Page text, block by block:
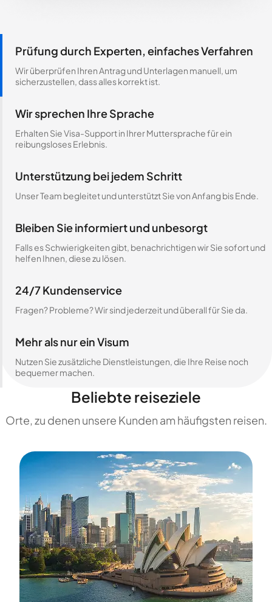
Prüfung durch Experten, einfaches Verfahren
Wir überprüfen Ihren Antrag und Unterlagen manuell, um
sicherzustellen, dass alles korrekt ist.
Wir sprechen Ihre Sprache
Erhalten Sie Visa-Support in Ihrer Muttersprache für ein
reibungsloses Erlebnis.
Unterstützung bei jedem Schritt
Unser Team begleitet und unterstützt Sie von Anfang bis Ende.
Bleiben Sie informiert und unbesorgt
Falls es Schwierigkeiten gibt, benachrichtigen wir Sie sofort und
helfen Ihnen, diese zu lösen.
24/7 Kundenservice
Fragen? Probleme? Wir sind jederzeit und überall für Sie da.
Mehr als nur ein Visum
Nutzen Sie zusätzliche Dienstleistungen, die Ihre Reise noch
bequemer machen.
Beliebte reiseziele
Orte, zu denen unsere Kunden am häufigsten reisen.